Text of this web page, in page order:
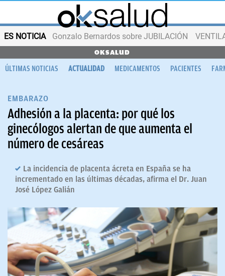
ES NOTICIA Gonzalo Bernardos sobre JUBILACIÓN
OKSALUD
ÚLTIMAS NOTICIAS ACTUALIDAD MEDICAMENTOS PACIENTES
EMBARAZO
Adhesión a la placenta: por qué los
ginecólogos alertan de que aumenta el
número de cesáreas
La incidencia de placenta ácreta en España se ha
incrementado en las últimas décadas, afirma el Dr. Juan
José López Galián